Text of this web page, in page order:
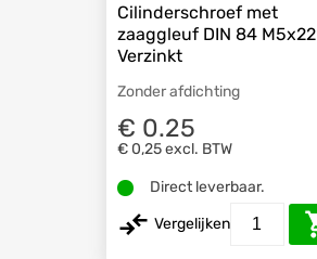
Cilinderschroef met
zaaggleuf DIN 84 M5x22
Verzinkt
Zonder afdichting
€ 0.25
€ 0,25excl. BTW
Direct leverbaar.
Vergelijken